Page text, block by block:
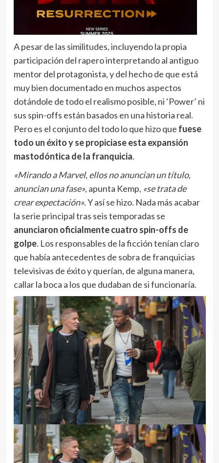
A pesar de las similitudes, incluyendo la propia
participación del rapero interpretando al antiguo
mentor del protagonista, y del hecho de que está
muy bien documentado en muchos aspectos
dotándole de todo el realismo posible, ni ‘Power’ ni
sus spin-offs están basados en una historia real.
Pero es el conjunto del todo lo que hizo que fuese
todo un éxito y se propiciase esta expansión
mastodóntica de la franquicia.
«Mirando a Marvel, ellos no anuncian un título,
anuncian una fase», apunta Kemp, «se trata de
crear expectación». Y así se hizo. Nada más acabar
la serie principal tras seis temporadas se
anunciaron oficialmente cuatro spin-offs de
golpe. Los responsables de la ficción tenían claro
que había antecedentes de sobra de franquicias
televisivas de éxito y querían, de alguna manera,
callar la boca a los que dudaban de si funcionaría.